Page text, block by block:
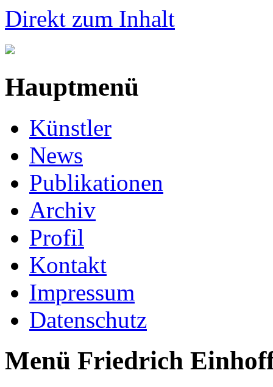
Direkt zum Inhalt
Hauptmenü
Künstler
News
Publikationen
Archiv
Profil
Kontakt
Impressum
Datenschutz
Menü Friedrich